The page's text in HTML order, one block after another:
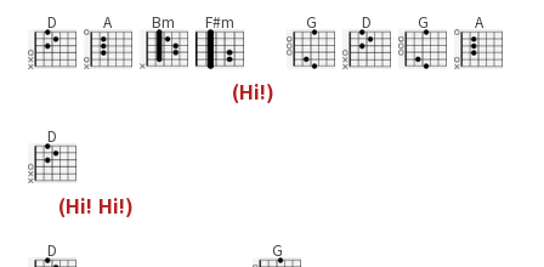
D A Bm F#m
(Hi!)
G D G A
D
(Hi! Hi!)
D G